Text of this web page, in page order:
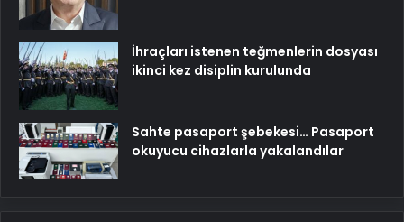
İhraçları istenen teğmenlerin dosyası
ikinci kez disiplin kurulunda
Sahte pasaport şebekesi… Pasaport
okuyucu cihazlarla yakalandılar